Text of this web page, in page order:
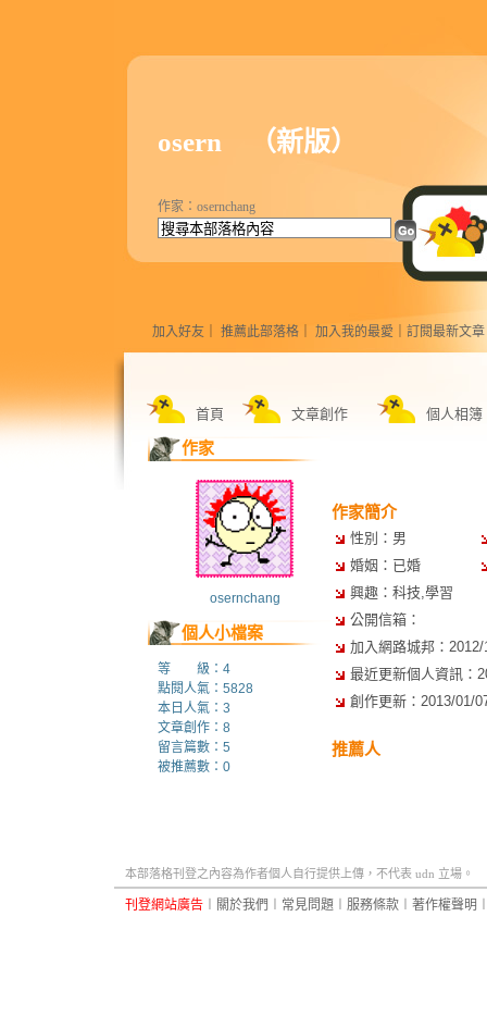
osern （新版）
首頁 文章創作 個人相簿
加入好友 推薦此部落格 加入我的最愛 訂閱最新文章
作家：osernchang
作家
osernchang
個人小檔案
等 級：4
點閱人氣：5828
本日人氣：3
文章創作：8
留言篇數：5
被推薦數： 0
作家簡介
性別：男
婚姻：已婚
興趣：科技,學習
公開信箱：
加入網路城邦：
最近更新個人資訊：
創作更新：2013/01/
推薦人
本部落格刊登之內容為作者個人自行提供上傳，不代表 udn 立場。
刊登網站廣告 關於我們 常見問題 服務條款 著作權聲明